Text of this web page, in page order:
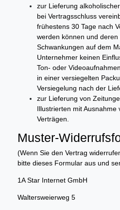
zur Lieferung
bei Vertragsschluss
frühestens 30 Tage nach
werden können und
Schwankungen auf dem
Unternehmer keinen
Ton- oder
in einer versiegelten
Versiegelung nach der
zur Lieferung von
Illustrierten mit Ausnahme
Verträgen.
Muster-
(Wenn Sie den Vertrag
bitte dieses Formular aus und
1A Star Internet GmbH
Waltersweierweg 5